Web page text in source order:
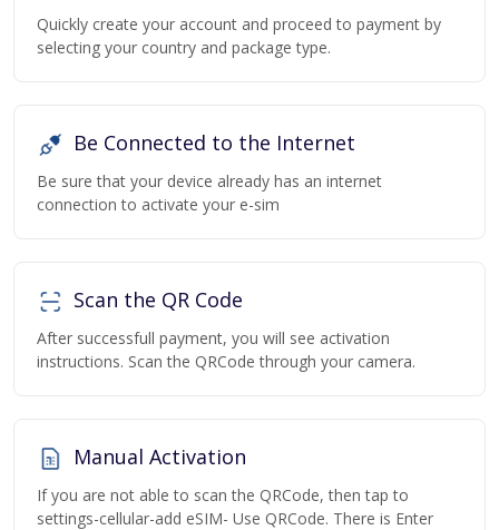
Quickly create your account and proceed to payment by
selecting your country and package type.
Be Connected to the Internet
Be sure that your device already has an internet
connection to activate your e-sim
Scan the QR Code
After successfull payment, you will see activation
instructions. Scan the QRCode through your camera.
Manual Activation
If you are not able to scan the QRCode, then tap to
settings-cellular-add eSIM- Use QRCode. There is Enter